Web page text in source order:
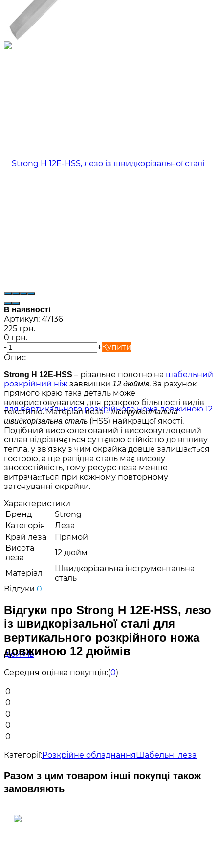
В наявності
Артикул: 47136
225 грн.
0 грн.
-
+Купити
Опис
Strong H 12E-HSS – різальне полотно на шабельний
розкрійний ніж заввишки 12 дюймів. За рахунок
прямого краю така деталь може
використовуватися для розкрою більшості видів
текстилю. Матеріал леза –інструментальна
швидкорізальна сталь (HSS) найкращої якості.
Подібний високолегований і високовуглецевий
сплав відрізняється суттєвою стійкістю до впливу
тепла, у зв'язку з чим окрайка довше залишається
гострою, а ще рапідна сталь має високу
зносостійкість, тому ресурс леза менше
витрачається при кожному повторному
заточуванні окрайки.
Характеристики
Бренд
Strong
Категорія
Леза
Край леза
Прямой
Висота
леза
12 дюйм
Матеріал
Швидкорізальна інструментальна
сталь
Відгуки 0
Відгуки про Strong H 12E-HSS, лезо
із швидкорізальної сталі для
вертикального розкрійного ножа
довжиною 12 дюймів
Середня оцінка покупців:(0)
0
0
0
0
0
Категорії:Розкрійне обладнанняШабельні леза
Разом з цим товаром інші покупці також
замовляють